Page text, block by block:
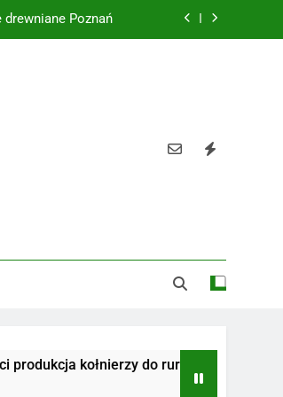
drewniane Poznań
kołnierzy do rur Radiotelefony
3 Miesiące Ago